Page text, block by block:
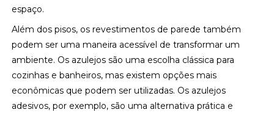
espaço.
Além dos pisos, os revestimentos de parede também
podem ser uma maneira acessível de transformar um
ambiente. Os azulejos são uma escolha clássica para
cozinhas e banheiros, mas existem opções mais
econômicas que podem ser utilizadas. Os azulejos
adesivos, por exemplo, são uma alternativa prática e